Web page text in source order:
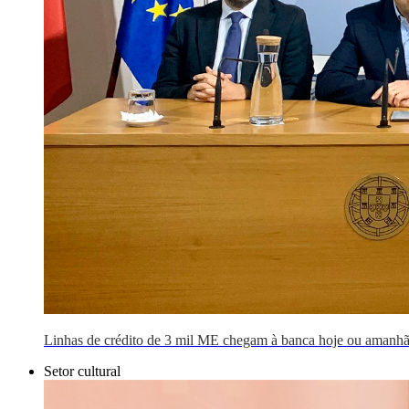
Linhas de crédito de 3 mil ME chegam à banca hoje ou amanhã
Setor cultural